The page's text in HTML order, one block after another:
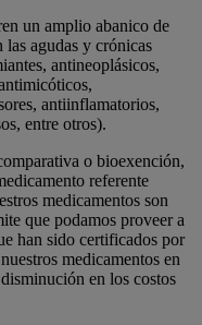
un amplio abanico de
las agudas y crónicas
antineoplásicos,
antiinflamatorios,
entre otros).
o bioexención,
referente
medicamentos son
que podamos proveer a
han sido certificados por
medicamentos en
en los costos